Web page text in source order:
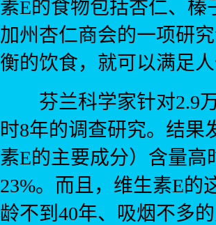
素E的食物包括杏仁、
加州杏仁商会的一项研
衡的饮食，就可以满足
芬兰科学家针对2.9万
时8年的调查研究。结果
素E的主要成分）含量
23%。而且，维生素E的
龄不到40年、吸烟不多